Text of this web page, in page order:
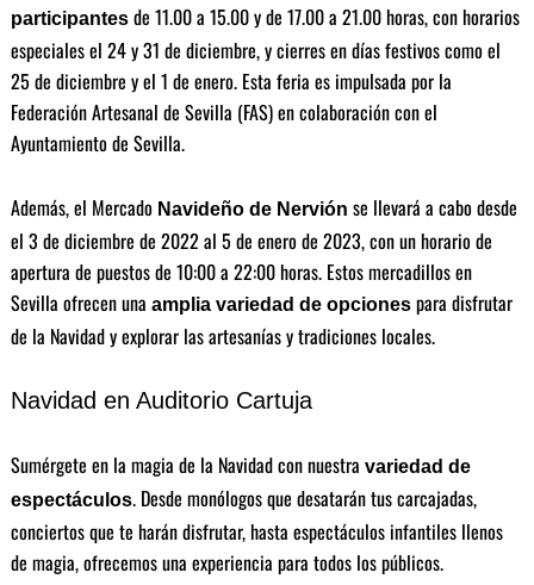
participantesde 11.00 a 15.00 y de 17.00 a 21.00 horas, con horarios
especiales el 24 y 31 de diciembre, y cierres en días festivos como el
25 de diciembre y el 1 de enero. Esta feria es impulsada por la
Federación Artesanal de Sevilla (FAS) en colaboración con el
Ayuntamiento de Sevilla.
Además, el Mercado Navideño de Nervión se llevará a cabo desde
el 3 de diciembre de 2022 al 5 de enero de 2023, con un horario de
apertura de puestos de 10:00 a 22:00 horas. Estos mercadillos en
Sevilla ofrecen una amplia variedad de opcionespara disfrutar
de la Navidad y explorar las artesanías y tradiciones locales.
Navidad en Auditorio Cartuja
Sumérgete en la magia de la Navidad con nuestra variedad de
espectáculos. Desde monólogos que desatarán tus carcajadas,
conciertos que te harán disfrutar, hasta espectáculos infantiles llenos
de magia, ofrecemos una experiencia para todos los públicos.